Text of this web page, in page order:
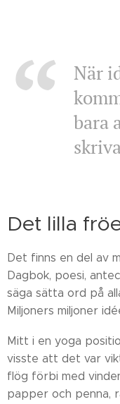
När
bara
Det lilla
Det finns en del av
Dagbok, poesi,
säga sätta ord på
Miljoners miljoner
Mitt i en yoga
visste att det var
flög förbi med
papper och penna,